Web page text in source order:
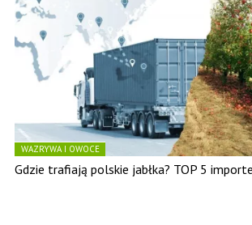
WAZRYWA I OWOCE
Gdzie trafiają polskie jabłka? TOP 5